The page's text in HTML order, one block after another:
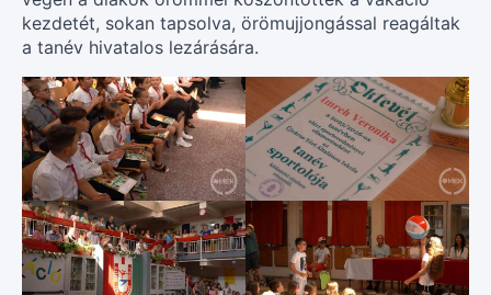
kezdetét, sokan tapsolva, örömujjongással reagáltak
a tanév hivatalos lezárására.